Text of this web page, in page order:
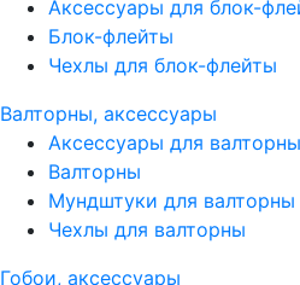
Аксессуары для блок-
Блок-флейты
Чехлы для блок-флейты
Валторны, аксессуары
Аксессуары для валторны
Валторны
Мундштуки для валторны
Чехлы для валторны
Гобои, аксессуары